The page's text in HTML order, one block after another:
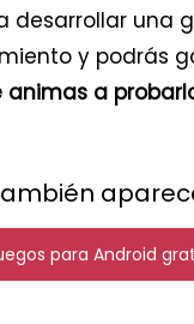
desarrollar una
y podrás
animas a
para Android